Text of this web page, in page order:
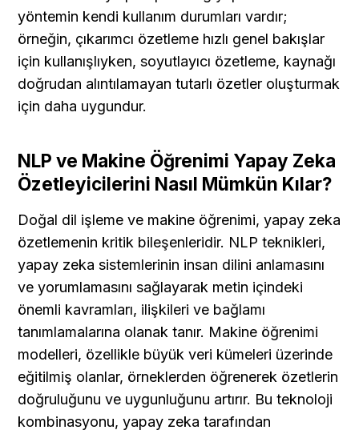
yöntemin kendi kullanım durumları vardır;
örneğin, çıkarımcı özetleme hızlı genel bakışlar
için kullanışlıyken, soyutlayıcı özetleme, kaynağı
doğrudan alıntılamayan tutarlı özetler oluşturmak
için daha uygundur.
NLP ve Makine Öğrenimi Yapay Zeka
Özetleyicilerini Nasıl Mümkün Kılar?
Doğal dil işleme ve makine öğrenimi, yapay zeka
özetlemenin kritik bileşenleridir. NLP teknikleri,
yapay zeka sistemlerinin insan dilini anlamasını
ve yorumlamasını sağlayarak metin içindeki
önemli kavramları, ilişkileri ve bağlamı
tanımlamalarına olanak tanır. Makine öğrenimi
modelleri, özellikle büyük veri kümeleri üzerinde
eğitilmiş olanlar, örneklerden öğrenerek özetlerin
doğruluğunu ve uygunluğunu artırır. Bu teknoloji
kombinasyonu, yapay zeka tarafından